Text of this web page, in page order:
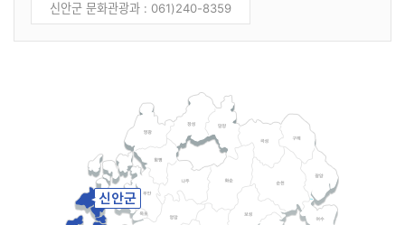
신안군 문화관광과 : 061)240-8359